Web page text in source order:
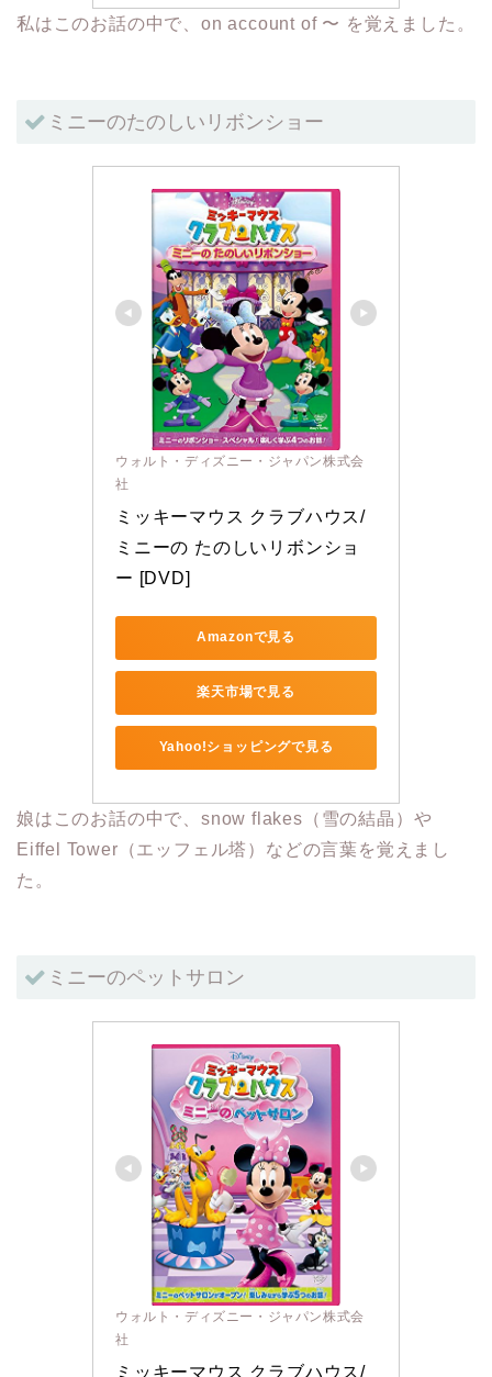
私はこのお話の中で、on account of 〜 を覚えました。
ミニーのたのしいリボンショー
ウォルト・ディズニー・ジャパン株式会
社
ミッキーマウス クラブハウス/
ミニーの たのしいリボンショ
ー [DVD]
Amazonで見る
楽天市場で見る
Yahoo!ショッピングで見る
娘はこのお話の中で、snow flakes（雪の結晶）や
Eiffel Tower（エッフェル塔）などの言葉を覚えまし
た。
ミニーのペットサロン
ウォルト・ディズニー・ジャパン株式会
社
ミッキーマウス クラブハウス/